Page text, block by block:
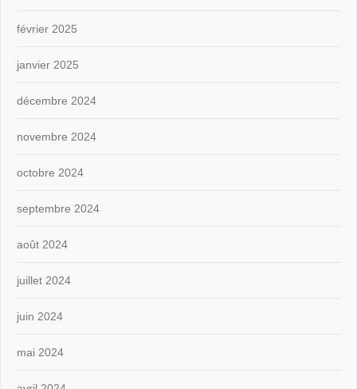
février 2025
janvier 2025
décembre 2024
novembre 2024
octobre 2024
septembre 2024
août 2024
juillet 2024
juin 2024
mai 2024